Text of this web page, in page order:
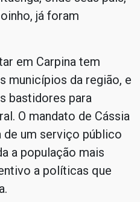
já foram
em Carpina tem
municípios da região, e
bastidores para
O mandato de Cássia
de um serviço público
a população mais
a políticas que